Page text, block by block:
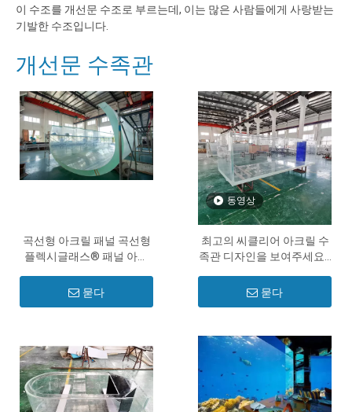
이 수조를 개선문 수조로 부르는데, 이는 많은 사람들에게 사랑받는
기발한 수조입니다.
개선문 수족관
곡선형 아크릴 패널 곡선형
플렉시글래스® 패널 아크
Leyu
묻다
동영상
최고의 씨클리어 아크릴 수
족관 디자인을 보여주세요 -
묻다